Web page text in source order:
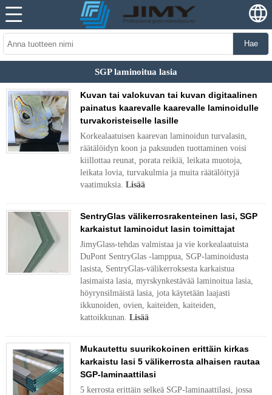
Hae
SGP laminoitua lasia
Kuvan tai valokuvan tai kuvan digitaalinen
painatus kaarevalle kaarevalle laminoidulle
turvakoristeiselle lasille
Korkealaatuisen kaarevan laminoidun turvalasin,
räätälöidyn koon ja paksuuden tuottaminen voisi
kiillottaa reunat, porata reikiä, leikata muotoja,
leikata lovia, turvakulmia ja muita räätälöityjä
vaatimuksia. Lisää
SentryGlas välikerrosrakenteinen lasi, SGP
karkaistut laminoidut lasin toimittajat
JimyGlass-tehdas valmistaa ja vie korkealaatuista
DuPont SentryGlas -lamppua, SGP-laminoidusta
lasista, SentryGlas-välikerroksesta karkaistua
lasimaista lasia, myrskynkestävää laminoitua lasia,
höyrynsilmäistä lasia, jota käytetään laajasti
ikkunoiden, ovien, kaiteiden, kaiteiden,
kattoikkunan. Lisää
Mukautettu suurikokoinen erittäin kirkas
karkaistu lasi 5 välikerrosta alhaisen rautaa
SGP-laminaattilasi
5 kerrosta erittäin selkeä SGP-laminaattilasi, jossa